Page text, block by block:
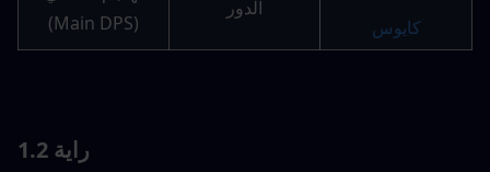
كايوس
الدور
(Main DPS)
راية 1.2